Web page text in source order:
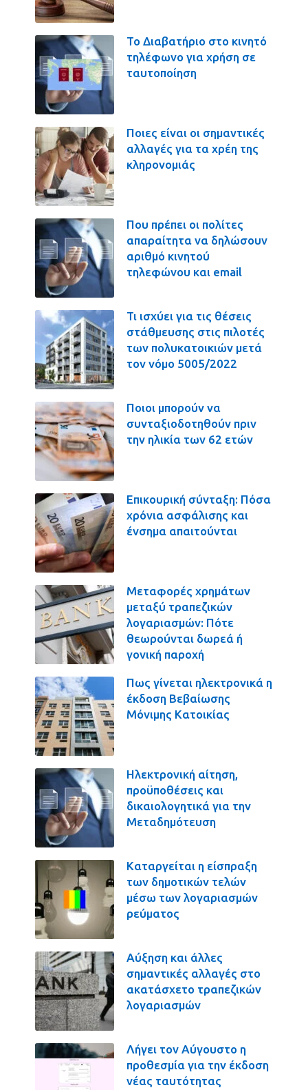
Το Διαβατήριο στο κινητό
τηλέφωνο για χρήση σε
ταυτοποίηση
Ποιες είναι οι σημαντικές
αλλαγές για τα χρέη της
κληρονομιάς
Που πρέπει οι πολίτες
απαραίτητα να δηλώσουν
αριθμό κινητού
τηλεφώνου και email
Τι ισχύει για τις θέσεις
στάθμευσης στις πιλοτές
των πολυκατοικιών μετά
τον νόμο 5005/2022
Ποιοι μπορούν να
συνταξιοδοτηθούν πριν
την ηλικία των 62 ετών
Επικουρική σύνταξη: Πόσα
χρόνια ασφάλισης και
ένσημα απαιτούνται
Μεταφορές χρημάτων
μεταξύ τραπεζικών
λογαριασμών: Πότε
θεωρούνται δωρεά ή
γονική παροχή
Πως γίνεται ηλεκτρονικά η
έκδοση Βεβαίωσης
Μόνιμης Κατοικίας
Ηλεκτρονική αίτηση,
προϋποθέσεις και
δικαιολογητικά για την
Μεταδημότευση
Καταργείται η είσπραξη
των δημοτικών τελών
μέσω των λογαριασμών
ρεύματος
Αύξηση και άλλες
σημαντικές αλλαγές στο
ακατάσχετο τραπεζικών
λογαριασμών
Λήγει τον Αύγουστο η
προθεσμία για την έκδοση
νέας ταυτότητας